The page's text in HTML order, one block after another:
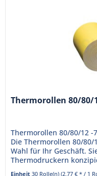
Thermorollen 80/80/
Thermorollen 80/80/12
Die Thermorollen 80/
Wahl für Ihr Geschäft.
Thermodruckern
Einheit30 Rolle(n)(2,77 € * / 1